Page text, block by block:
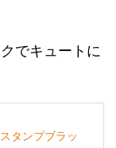
でキュートに
タンプブラッ